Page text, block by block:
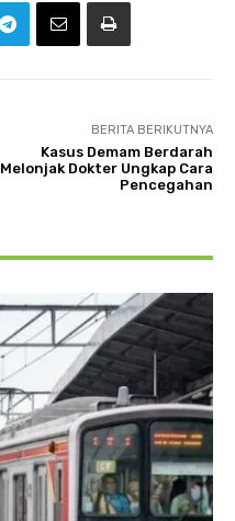
BERITA BERIKUTNYA
Kasus Demam Berdarah
Melonjak Dokter Ungkap Cara
Pencegahan